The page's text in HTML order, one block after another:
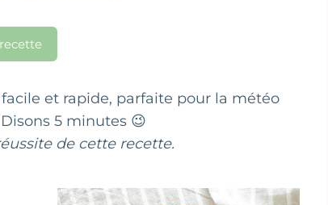
et rapide, parfaite pour la météo
5 minutes 😉
de cette recette.